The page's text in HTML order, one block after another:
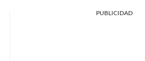
PUBLICIDAD